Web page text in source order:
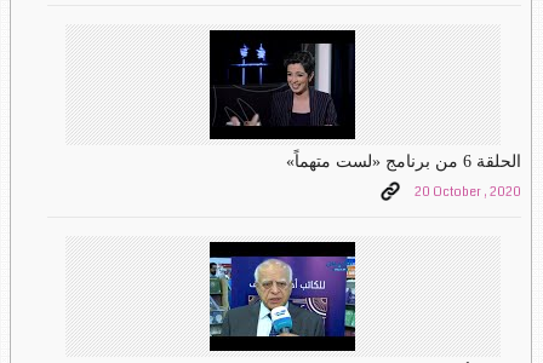
الحلقة 6 من برنامج «لست متهماً»
20 October , 2020